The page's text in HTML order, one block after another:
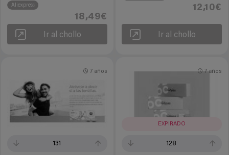
Aliexpress
18,49€
Ir al chollo
12,10€
Ir al chollo
131
7 años
EXPIRADO
128
7 años